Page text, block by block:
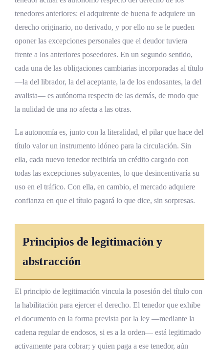
Referencias Bibliográficas
tenedores anteriores: el adquirente de buena fe adquiere un
derecho originario, no derivado, y por ello no se le pueden
oponer las excepciones personales que el deudor tuviera
frente a los anteriores poseedores. En un segundo sentido,
cada una de las obligaciones cambiarias incorporadas al título
—la del librador, la del aceptante, la de los endosantes, la del
avalista— es autónoma respecto de las demás, de modo que
la nulidad de una no afecta a las otras.
La autonomía es, junto con la literalidad, el pilar que hace del
título valor un instrumento idóneo para la circulación. Sin
ella, cada nuevo tenedor recibiría un crédito cargado con
todas las excepciones subyacentes, lo que desincentivaría su
uso en el tráfico. Con ella, en cambio, el mercado adquiere
confianza en que el título pagará lo que dice, sin sorpresas.
Principios de legitimación y
abstracción
El principio de legitimación vincula la posesión del título con
la habilitación para ejercer el derecho. El tenedor que exhibe
el documento en la forma prevista por la ley —mediante la
cadena regular de endosos, si es a la orden— está legitimado
activamente para cobrar; y quien paga a ese tenedor, aún